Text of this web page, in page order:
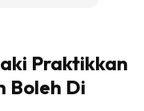
Praktikkan
Boleh Di